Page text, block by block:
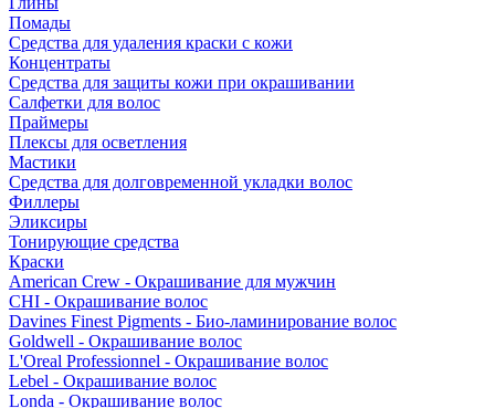
Помады
Средства для удаления краски с кожи
Концентраты
Средства для защиты кожи при окрашивании
Салфетки для волос
Праймеры
Плексы для осветления
Мастики
Средства для долговременной укладки волос
Филлеры
Эликсиры
Тонирующие средства
Краски
American Crew - Окрашивание для мужчин
CHI - Окрашивание волос
Davines Finest Pigments - Био-ламинирование волос
Goldwell - Окрашивание волос
L'Oreal Professionnel - Окрашивание волос
Lebel - Окрашивание волос
Londa - Окрашивание волос